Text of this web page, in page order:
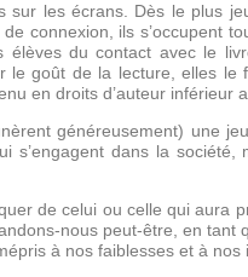
les écrans. Dès le plus
connexion, ils s’occupent
élèves du contact avec le
goût de la lecture, elles le
en droits d’auteur inférieur
généreusement) une
dans la société,
de celui ou celle qui aura
nous peut-être, en tant
à nos faiblesses et à nos